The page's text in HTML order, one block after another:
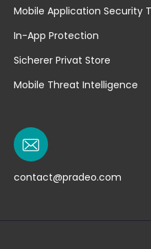
Mobile Application Security
In-App Protection
Sicherer Privat Store
Mobile Threat Intelligence
contact@pradeo.com